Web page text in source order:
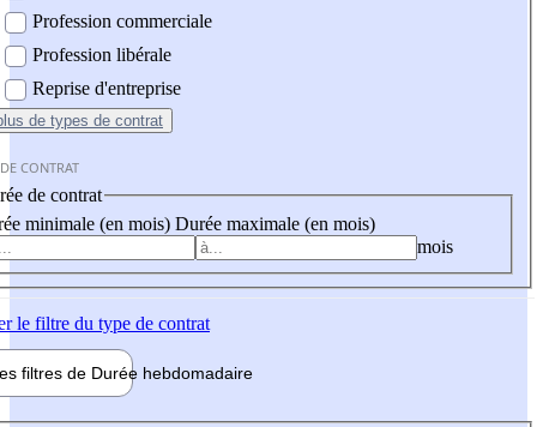
Profession commerciale
Profession libérale
Reprise d'entreprise
de types de contrat
CONTRAT
de contrat
minimale (en mois) Durée maximale (en mois)
mois
le filtre du type de contrat
filtres de Durée hebdomadaire